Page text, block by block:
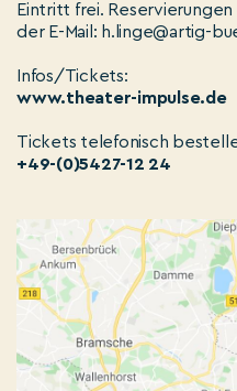
Eintritt frei.
der E-Mail: h.linge@artig-
Infos/Tickets:
www.theater-impulse.de
Tickets telefonisch
+49-(0)5427-12 24